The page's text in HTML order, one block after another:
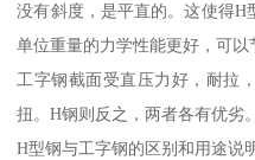
没有斜度，是平直的。这使得H
单位重量的力学性能更好，可以
工字钢截面受直压力好，耐拉
扭。H钢则反之，两者各有优劣。
H型钢与工字钢的区别和用途说